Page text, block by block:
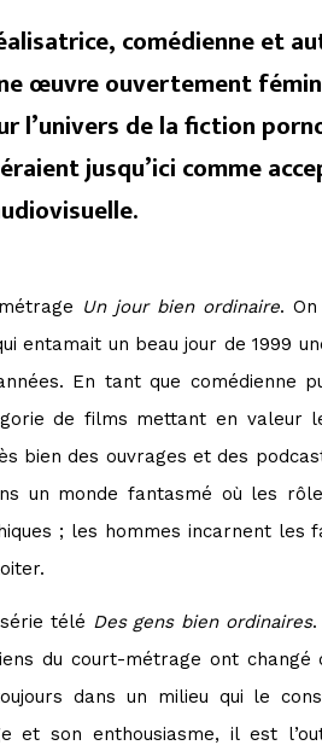
comédienne et
œuvre ouvertement
l’univers de la fiction
jusqu’ici comme
Un jour bien ordinaire.
entamait un beau jour de 1999
En tant que comédienne
de films mettant en
bien des ouvrages et des
un monde fantasmé où les
; les hommes incarnent les
télé Des gens bien ordinaires.
du court-métrage ont
dans un milieu qui le
et son enthousiasme, il est